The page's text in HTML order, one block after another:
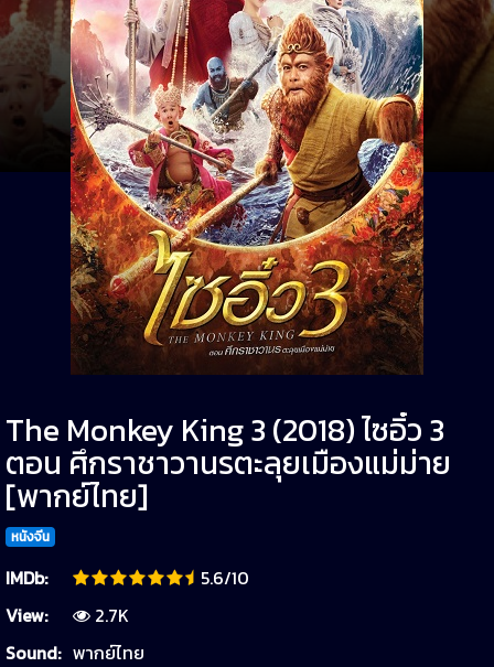
The Monkey King 3 (2018) ไซอิ๋ว 3
ตอน ศึกราชาวานรตะลุยเมืองแม่ม่าย
[พากย์ไทย]
หนังจีน
IMDb:
5.6/10
View:
2.7K
Sound: พากย์ไทย